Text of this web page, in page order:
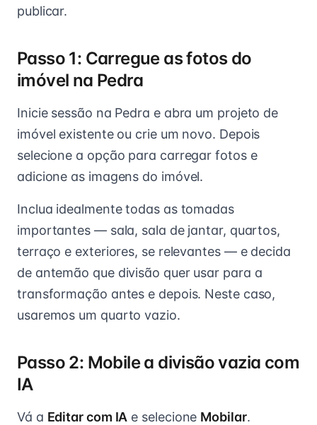
publicar.
Passo 1: Carregue as fotos do
imóvel na Pedra
Inicie sessão na Pedra e abra um projeto de
imóvel existente ou crie um novo. Depois
selecione a opção para carregar fotos e
adicione as imagens do imóvel.
Inclua idealmente todas as tomadas
importantes — sala, sala de jantar, quartos,
terraço e exteriores, se relevantes — e decida
de antemão que divisão quer usar para a
transformação antes e depois. Neste caso,
usaremos um quarto vazio.
Passo 2: Mobile a divisão vazia com
IA
Vá a Editar com IA e selecione Mobilar.